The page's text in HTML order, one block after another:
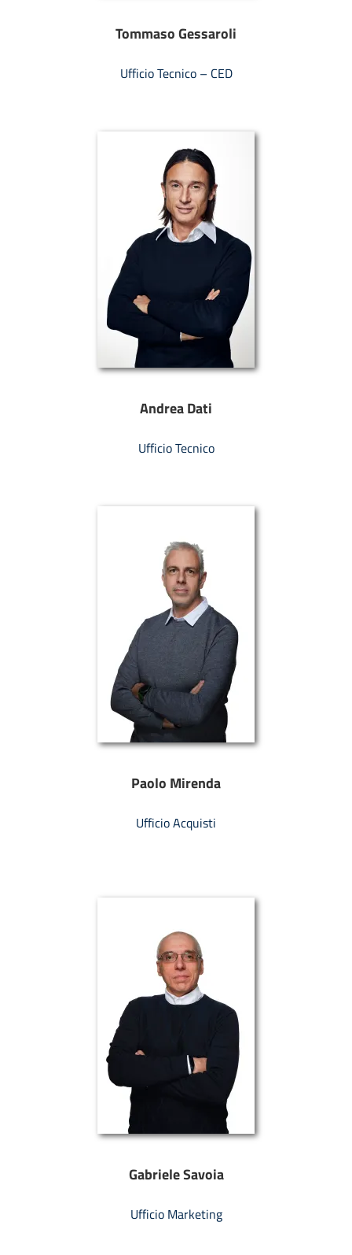
Tommaso Gessaroli
Ufficio Tecnico – CED
Andrea Dati
Ufficio Tecnico
Paolo Mirenda
Ufficio Acquisti
Gabriele Savoia
Ufficio Marketing